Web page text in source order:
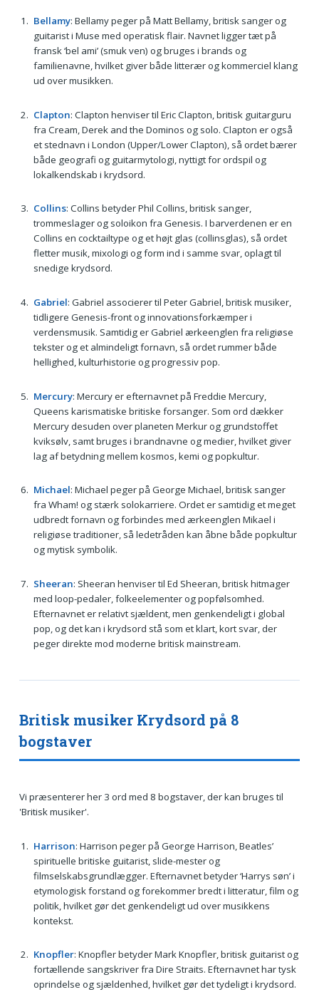
Bellamy: Bellamy peger på Matt Bellamy, britisk sanger og
guitarist i Muse med operatisk flair. Navnet ligger tæt på
fransk ‘bel ami’ (smuk ven) og bruges i brands og
familienavne, hvilket giver både litterær og kommerciel klang
ud over musikken.
Clapton: Clapton henviser til Eric Clapton, britisk guitarguru
fra Cream, Derek and the Dominos og solo. Clapton er også
et stednavn i London (Upper/Lower Clapton), så ordet bærer
både geografi og guitarmytologi, nyttigt for ordspil og
lokalkendskab i krydsord.
Collins: Collins betyder Phil Collins, britisk sanger,
trommeslager og soloikon fra Genesis. I barverdenen er en
Collins en cocktailtype og et højt glas (collinsglas), så ordet
fletter musik, mixologi og form ind i samme svar, oplagt til
snedige krydsord.
Gabriel: Gabriel associerer til Peter Gabriel, britisk musiker,
tidligere Genesis-front og innovationsforkæmper i
verdensmusik. Samtidig er Gabriel ærkeenglen fra religiøse
tekster og et almindeligt fornavn, så ordet rummer både
hellighed, kulturhistorie og progressiv pop.
Mercury: Mercury er efternavnet på Freddie Mercury,
Queens karismatiske britiske forsanger. Som ord dækker
Mercury desuden over planeten Merkur og grundstoffet
kviksølv, samt bruges i brandnavne og medier, hvilket giver
lag af betydning mellem kosmos, kemi og popkultur.
Michael: Michael peger på George Michael, britisk sanger
fra Wham! og stærk solokarriere. Ordet er samtidig et meget
udbredt fornavn og forbindes med ærkeenglen Mikael i
religiøse traditioner, så ledetråden kan åbne både popkultur
og mytisk symbolik.
Sheeran: Sheeran henviser til Ed Sheeran, britisk hitmager
med loop-pedaler, folkeelementer og popfølsomhed.
Efternavnet er relativt sjældent, men genkendeligt i global
pop, og det kan i krydsord stå som et klart, kort svar, der
peger direkte mod moderne britisk mainstream.
Britisk musiker Krydsord på 8
bogstaver
Vi præsenterer her 3 ord med 8 bogstaver, der kan bruges til
'Britisk musiker'.
Harrison: Harrison peger på George Harrison, Beatles’
spirituelle britiske guitarist, slide-mester og
filmselskabsgrundlægger. Efternavnet betyder ‘Harrys søn’ i
etymologisk forstand og forekommer bredt i litteratur, film og
politik, hvilket gør det genkendeligt ud over musikkens
kontekst.
Knopfler: Knopfler betyder Mark Knopfler, britisk guitarist og
fortællende sangskriver fra Dire Straits. Efternavnet har tysk
oprindelse og sjældenhed, hvilket gør det tydeligt i krydsord.